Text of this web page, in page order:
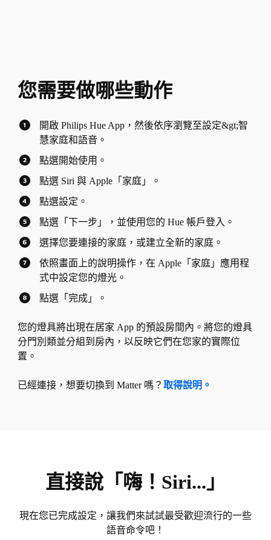
您需要做哪些動作
開啟 Philips Hue App，然後依序瀏覽至設定&gt;智
慧家庭和語音。
點選開始使用。
點選 Siri 與 Apple「家庭」。
點選設定。
點選「下一步」，並使用您的 Hue 帳戶登入。
選擇您要連接的家庭，或建立全新的家庭。
依照畫面上的說明操作，在 Apple「家庭」應用程
式中設定您的燈光。
點選「完成」。
您的燈具將出現在居家 App 的預設房間內。將您的燈具
分門別類並分組到房內，以反映它們在您家的實際位
置。
已經連接，想要切換到 Matter 嗎？ 取得說明。
直接說「嗨！Siri...」
現在您已完成設定，讓我們來試試最受歡迎流行的一些
語音命令吧！